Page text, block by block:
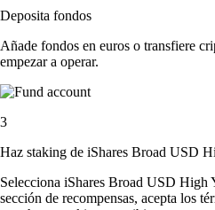
Deposita fondos
Añade fondos en euros o transfiere
empezar a operar.
3
Haz staking de iShares Broad USD
Selecciona iShares Broad USD
sección de recompensas, acepta los